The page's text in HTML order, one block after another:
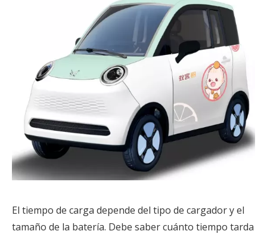
El tiempo de carga depende del tipo de cargador y el
tamaño de la batería. Debe saber cuánto tiempo tarda